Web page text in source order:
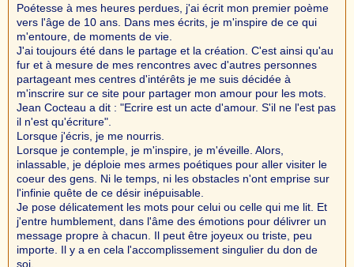
Poétesse à mes heures perdues, j'ai écrit mon premier poème
vers l'âge de 10 ans. Dans mes écrits, je m'inspire de ce qui
m'entoure, de moments de vie.
J'ai toujours été dans le partage et la création. C'est ainsi qu'au
fur et à mesure de mes rencontres avec d'autres personnes
partageant mes centres d'intérêts je me suis décidée à
m'inscrire sur ce site pour partager mon amour pour les mots.
Jean Cocteau a dit : "Ecrire est un acte d'amour. S'il ne l'est pas
il n'est qu'écriture".
Lorsque j'écris, je me nourris.
Lorsque je contemple, je m'inspire, je m'éveille. Alors,
inlassable, je déploie mes armes poétiques pour aller visiter le
coeur des gens. Ni le temps, ni les obstacles n'ont emprise sur
l'infinie quête de ce désir inépuisable.
Je pose délicatement les mots pour celui ou celle qui me lit. Et
j'entre humblement, dans l'âme des émotions pour délivrer un
message propre à chacun. Il peut être joyeux ou triste, peu
importe. Il y a en cela l'accomplissement singulier du don de
soi.